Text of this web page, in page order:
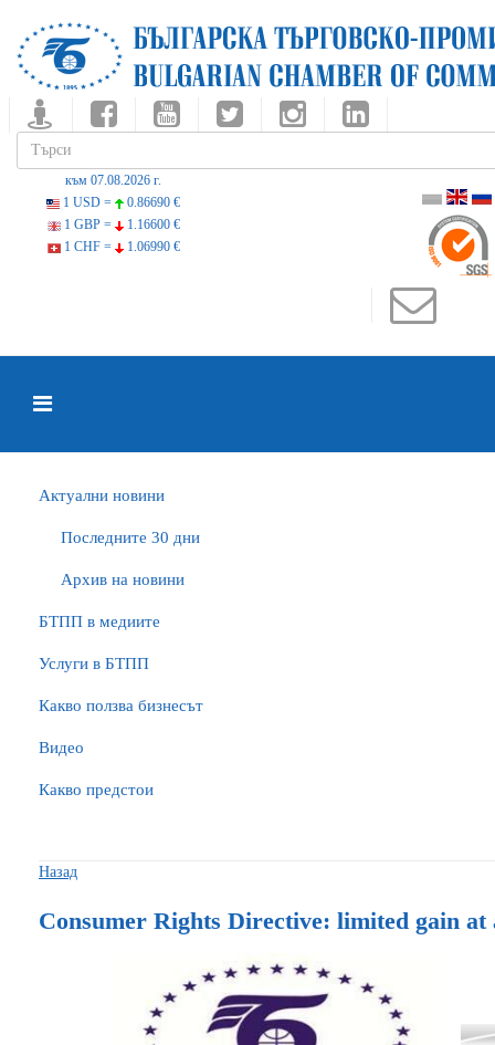
към 07.08.2026 г.
1 USD =
0.86690 €
1 GBP =
1.16600 €
1 CHF =
1.06990 €
Актуални новини
Последните 30 дни
Архив на новини
БTПП в медиите
Услуги в БТПП
Какво ползва бизнесът
Видео
Какво предстои
Назад
Consumer Rights Directive: limited gain at